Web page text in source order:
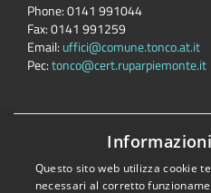
Phone:0141 991044
Fax:0141 991259
Email: uffici@comune.tonco.at.it
Pec:tonco@cert.ruparpiemonte.it
Accessibility Privacy
Dichiarazione
Questo sito web utilizza cookie
necessari al corretto